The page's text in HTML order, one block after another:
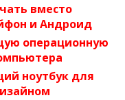
вместо
и Андроид
операционную
ноутбук для